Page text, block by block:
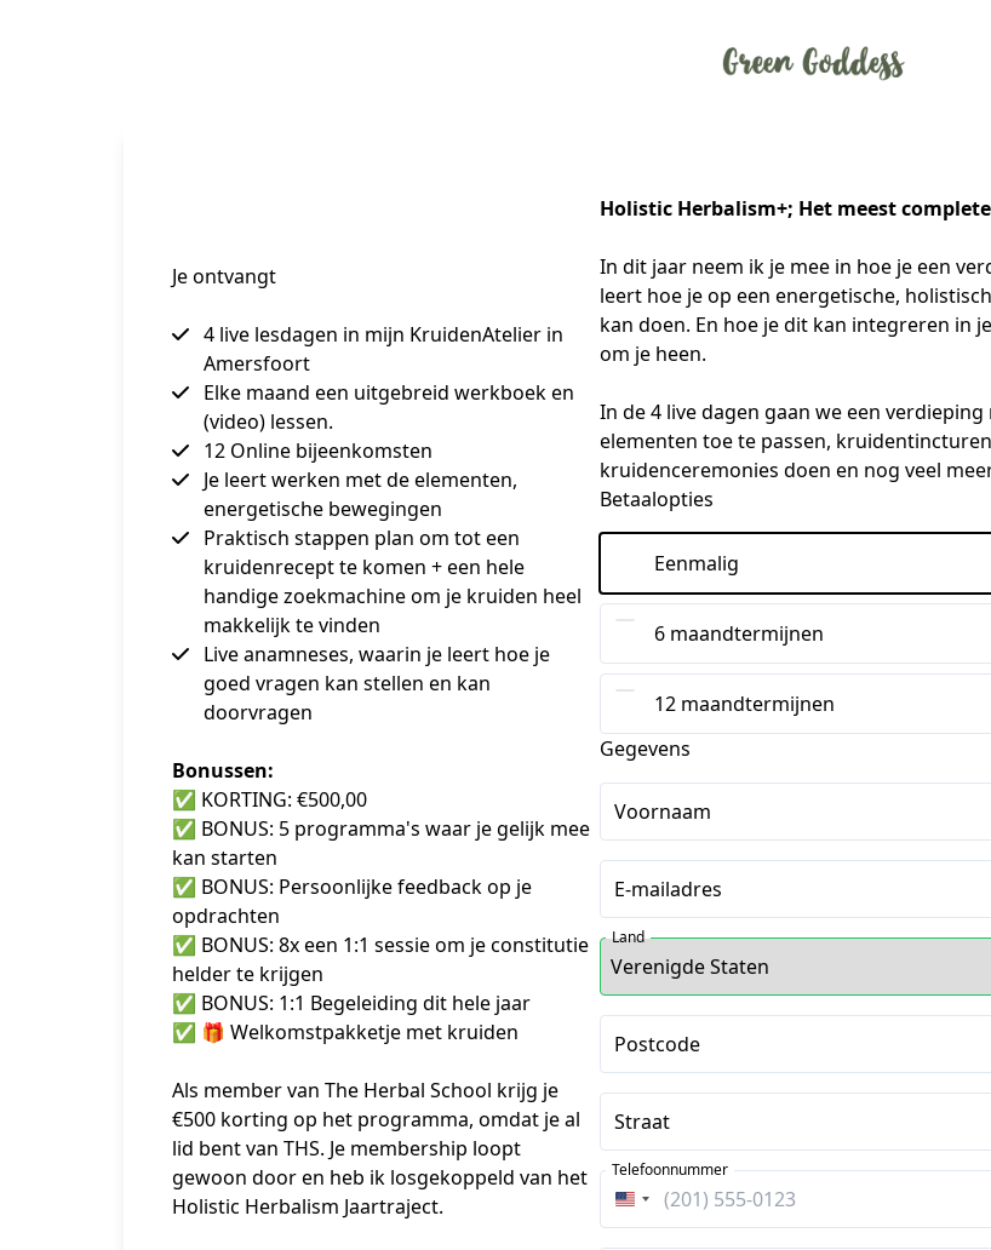
Je ontvangt
4 live lesdagen in mijn KruidenAtelier in
Amersfoort
Elke maand een uitgebreid werkboek en
(video) lessen.
12 Online bijeenkomsten
Je leert werken met de elementen,
energetische bewegingen
Praktisch stappen plan om tot een
kruidenrecept te komen + een hele
handige zoekmachine om je kruiden heel
makkelijk te vinden
Live anamneses, waarin je leert hoe je
goed vragen kan stellen en kan
doorvragen
Bonussen:
✅ KORTING: €500,00
✅ BONUS: 5 programma's waar je gelijk mee
kan starten
✅ BONUS: Persoonlijke feedback op je
opdrachten
✅ BONUS: 8x een 1:1 sessie om je constitutie
helder te krijgen
✅ BONUS: 1:1 Begeleiding dit hele jaar
✅ 🎁 Welkomstpakketje met kruiden
Als member van The Herbal School krijg je
€500 korting op het programma, omdat je al
lid bent van THS. Je membership loopt
gewoon door en heb ik losgekoppeld van het
Holistic Herbalism Jaartraject.
Holistic Herbalism+; Het meest
In dit jaar neem ik je mee in hoe je een
leert hoe je op een energetische,
kan doen. En hoe je dit kan integreren in
om je heen.
In de 4 live dagen gaan we een
elementen toe te passen,
kruidenceremonies doen en nog veel
Betaalopties
Eenmalig
6 maandtermijnen
12 maandtermijnen
Gegevens
Voornaam
E-mailadres
Land
Postcode
Straat
Verenigde
Staten
Telefoonnummer